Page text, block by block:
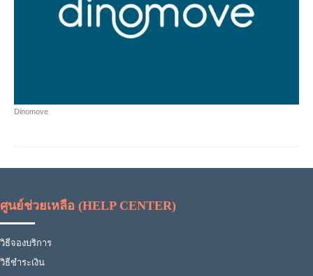
Dinomove
ศูนย์ช่วยเหลือ (HELP CENTER)
วิธีจองบริการ
วิธีชำระเงิน